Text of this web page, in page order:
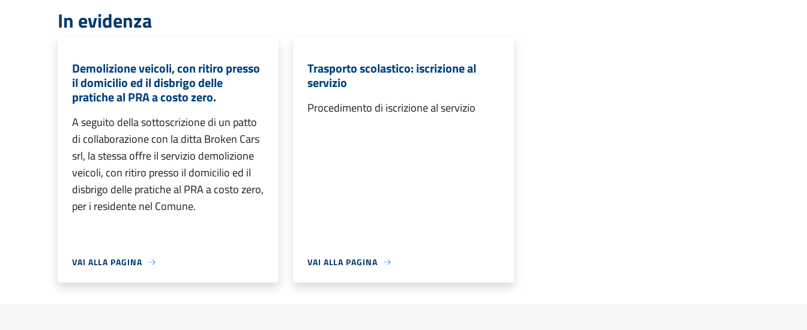
In evidenza
Demolizione veicoli, con ritiro presso
il domicilio ed il disbrigo delle
pratiche al PRA a costo zero.
A seguito della sottoscrizione di un patto
di collaborazione con la ditta Broken Cars
srl, la stessa offre il servizio demolizione
veicoli, con ritiro presso il domicilio ed il
disbrigo delle pratiche al PRA a costo zero,
per i residente nel Comune.
VAI ALLA PAGINA
Trasporto scolastico: iscrizione al
servizio
Procedimento di iscrizione al servizio
VAI ALLA PAGINA